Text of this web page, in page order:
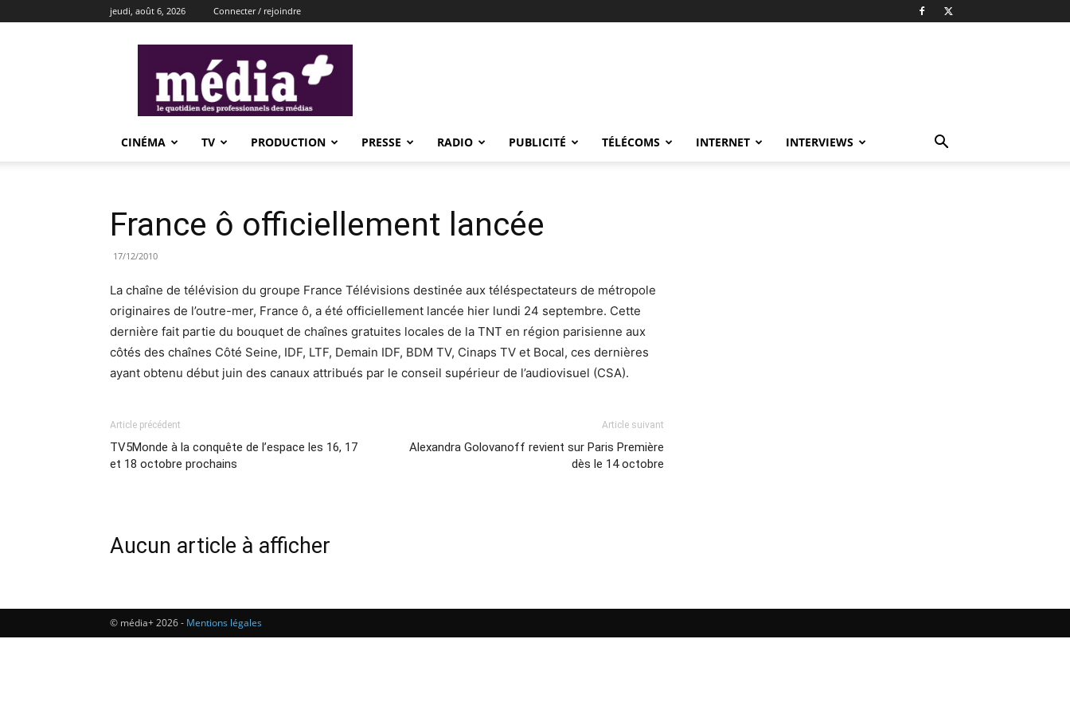
jeudi, août 6, 2026 Connecter / rejoindre
CINÉMA TV PRODUCTION PRESSE RADIO PUBLICITÉ TÉLÉCOMS INTERNET INTERVIEWS
France ô officiellement lancée
17/12/2010
La chaîne de télévision du groupe France Télévisions destinée aux téléspectateurs de métropole
originaires de l’outre-mer, France ô, a été officiellement lancée hier lundi 24 septembre. Cette
dernière fait partie du bouquet de chaînes gratuites locales de la TNT en région parisienne aux
côtés des chaînes Côté Seine, IDF, LTF, Demain IDF, BDM TV, Cinaps TV et Bocal, ces dernières
ayant obtenu début juin des canaux attribués par le conseil supérieur de l’audiovisuel (CSA).
Article précédent
TV5Monde à la conquête de l’espace les 16, 17
et 18 octobre prochains
Article suivant
Alexandra Golovanoff revient sur Paris Première
dès le 14 octobre
Aucun article à afficher
© média+ 2026 - Mentions légales